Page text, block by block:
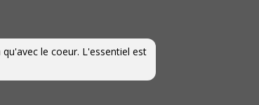
qu'avec le coeur. L'essentiel est